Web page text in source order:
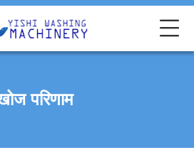
परिणाम